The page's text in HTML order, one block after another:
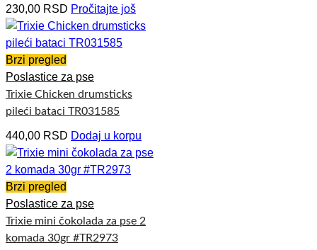
230,00 RSD Pročitajte još
Brzi pregled
Poslastice za pse
Trixie Chicken drumsticks
pileći bataci TR031585
440,00 RSD Dodaj u korpu
Brzi pregled
Poslastice za pse
Trixie mini čokolada za pse 2
komada 30gr #TR2973